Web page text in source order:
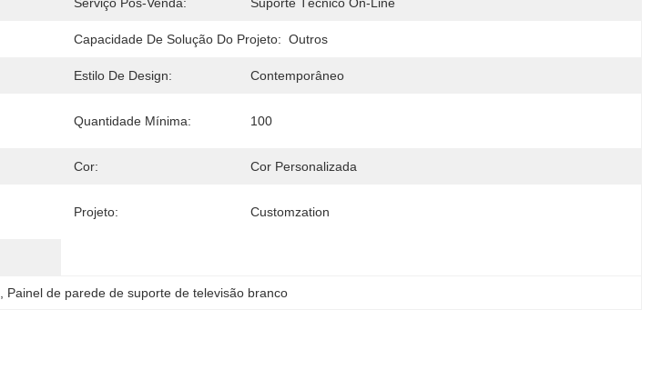
Capacidade De Solução Do Projeto: Outros
Estilo De Design: Contemporâneo
Quantidade Mínima: 100
Cor: Cor Personalizada
Projeto: Customzation
Painel de parede de suporte de televisão branco